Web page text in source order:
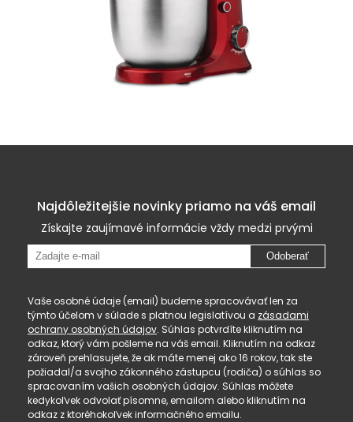
Najdôležitejšie novinky priamo na váš email
Získajte zaujímavé informácie vždy medzi prvými
Odoberať
Vaše osobné údaje (email) budeme spracovávať len za
týmto účelom v súlade s platnou legislatívou a zásadami
ochrany osobných údajov. Súhlas potvrdíte kliknutím na
odkaz, ktorý vám pošleme na váš email. Kliknutím na odkaz
zároveň prehlasujete, že ak máte menej ako 16 rokov, tak ste
požiadal/a svojho zákonného zástupcu (rodiča) o súhlas so
spracovaním vašich osobných údajov. Súhlas môžete
kedykoľvek odvolať písomne, emailom alebo kliknutím na
odkaz z ktoréhokoľvek informačného emailu.